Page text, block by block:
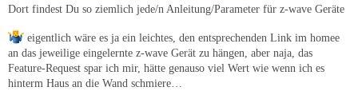
Dort findest Du so ziemlich jede/n Anleitung/Parameter für z-wave Geräte
eigentlich wäre es ja ein leichtes, den entsprechenden Link im homee
an das jeweilige eingelernte z-wave Gerät zu hängen, aber naja, das
Feature-Request spar ich mir, hätte genauso viel Wert wie wenn ich es
hinterm Haus an die Wand schmiere…